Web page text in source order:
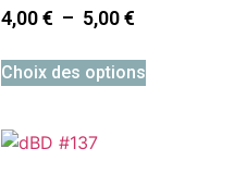
4,00€ – 5,00€
Choix des options